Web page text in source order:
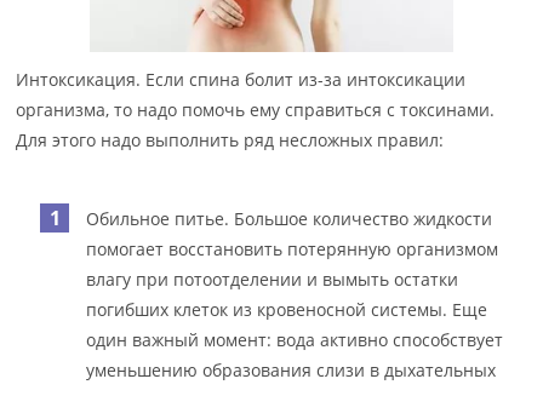
Интоксикация. Если спина болит из-за интоксикации
организма, то надо помочь ему справиться с токсинами.
Для этого надо выполнить ряд несложных правил:
Обильное питье. Большое количество жидкости
помогает восстановить потерянную организмом
влагу при потоотделении и вымыть остатки
погибших клеток из кровеносной системы. Еще
один важный момент: вода активно способствует
уменьшению образования слизи в дыхательных